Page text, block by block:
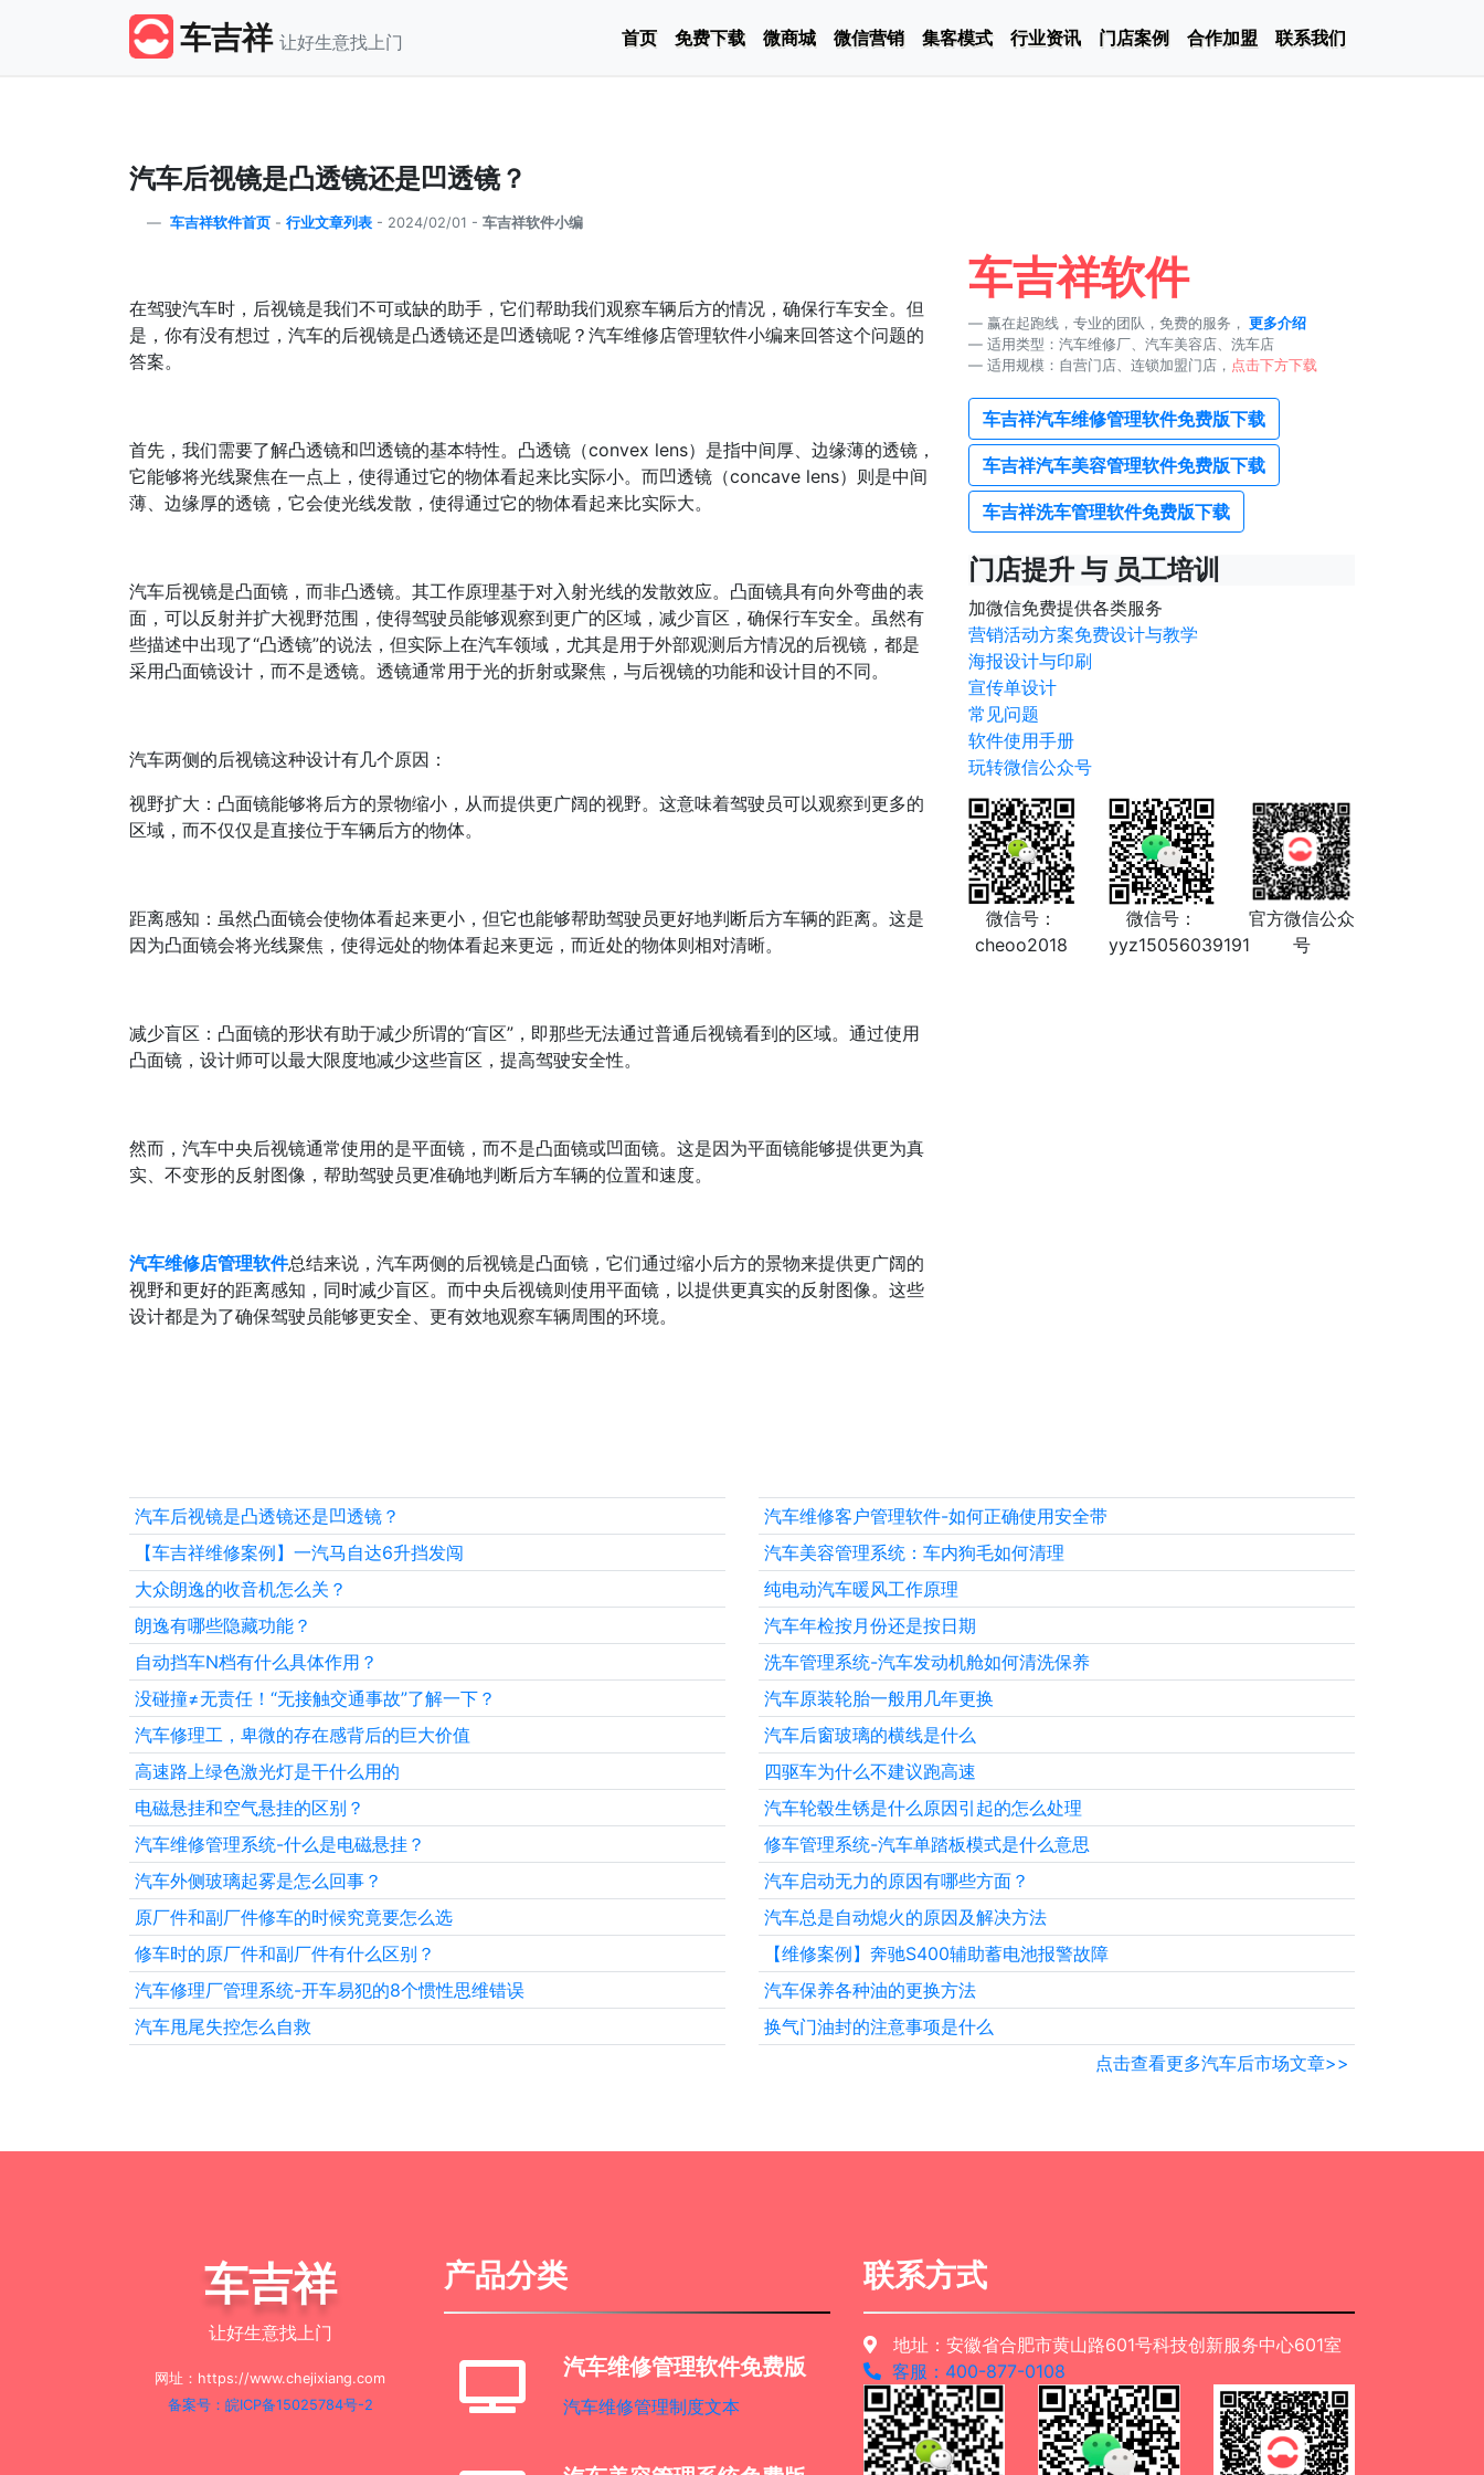
车吉祥 让好生意找上门 首页 免费下载 微商城 微信营销 集客模式 行业资讯 门店案例 合作加盟 联系我们
汽车后视镜是凸透镜还是凹透镜？
车吉祥软件首页 - 行业文章列表 - 2024/02/01 - 车吉祥软件小编
在驾驶汽车时，后视镜是我们不可或缺的助手，它们帮助我们观察车辆后方的情况，确保行车安全。但
是，你有没有想过，汽车的后视镜是凸透镜还是凹透镜呢？汽车维修店管理软件小编来回答这个问题的
答案。
首先，我们需要了解凸透镜和凹透镜的基本特性。凸透镜（convex lens）是指中间厚、边缘薄的透镜，
它能够将光线聚焦在一点上，使得通过它的物体看起来比实际小。而凹透镜（concave lens）则是中间
薄、边缘厚的透镜，它会使光线发散，使得通过它的物体看起来比实际大。
汽车后视镜是凸面镜，而非凸透镜。其工作原理基于对入射光线的发散效应。凸面镜具有向外弯曲的表
面，可以反射并扩大视野范围，使得驾驶员能够观察到更广的区域，减少盲区，确保行车安全。虽然有
些描述中出现了“凸透镜”的说法，但实际上在汽车领域，尤其是用于外部观测后方情况的后视镜，都是
采用凸面镜设计，而不是透镜。透镜通常用于光的折射或聚焦，与后视镜的功能和设计目的不同。
汽车两侧的后视镜这种设计有几个原因：
视野扩大：凸面镜能够将后方的景物缩小，从而提供更广阔的视野。这意味着驾驶员可以观察到更多的
区域，而不仅仅是直接位于车辆后方的物体。
距离感知：虽然凸面镜会使物体看起来更小，但它也能够帮助驾驶员更好地判断后方车辆的距离。这是
因为凸面镜会将光线聚焦，使得远处的物体看起来更远，而近处的物体则相对清晰。
减少盲区：凸面镜的形状有助于减少所谓的“盲区”，即那些无法通过普通后视镜看到的区域。通过使用
凸面镜，设计师可以最大限度地减少这些盲区，提高驾驶安全性。
然而，汽车中央后视镜通常使用的是平面镜，而不是凸面镜或凹面镜。这是因为平面镜能够提供更为真
实、不变形的反射图像，帮助驾驶员更准确地判断后方车辆的位置和速度。
汽车维修店管理软件总结来说，汽车两侧的后视镜是凸面镜，它们通过缩小后方的景物来提供更广阔的
视野和更好的距离感知，同时减少盲区。而中央后视镜则使用平面镜，以提供更真实的反射图像。这些
设计都是为了确保驾驶员能够更安全、更有效地观察车辆周围的环境。
车吉祥软件
赢在起跑线，专业的团队，免费的服务， 更多介绍
适用类型：汽车维修厂、汽车美容店、洗车店
适用规模：自营门店、连锁加盟门店， 点击下方下载
车吉祥汽车维修管理软件免费版下载
车吉祥汽车美容管理软件免费版下载
车吉祥洗车管理软件免费版下载
门店提升 与 员工培训
加微信免费提供各类服务
营销活动方案免费设计与教学
海报设计与印刷
宣传单设计
常见问题
软件使用手册
玩转微信公众号
微信号：
cheoo2018
微信号：
yyz15056039191
官方微信公众
号
汽车后视镜是凸透镜还是凹透镜？
【车吉祥维修案例】一汽马自达6升挡发闯
大众朗逸的收音机怎么关？
朗逸有哪些隐藏功能？
自动挡车N档有什么具体作用？
没碰撞≠无责任！“无接触交通事故”了解一下？
汽车修理工，卑微的存在感背后的巨大价值
高速路上绿色激光灯是干什么用的
电磁悬挂和空气悬挂的区别？
汽车维修管理系统-什么是电磁悬挂？
汽车外侧玻璃起雾是怎么回事？
原厂件和副厂件修车的时候究竟要怎么选
修车时的原厂件和副厂件有什么区别？
汽车修理厂管理系统-开车易犯的8个惯性思维错误
汽车甩尾失控怎么自救
汽车维修客户管理软件-如何正确使用安全带
汽车美容管理系统：车内狗毛如何清理
纯电动汽车暖风工作原理
汽车年检按月份还是按日期
洗车管理系统-汽车发动机舱如何清洗保养
汽车原装轮胎一般用几年更换
汽车后窗玻璃的横线是什么
四驱车为什么不建议跑高速
汽车轮毂生锈是什么原因引起的怎么处理
修车管理系统-汽车单踏板模式是什么意思
汽车启动无力的原因有哪些方面？
汽车总是自动熄火的原因及解决方法
【维修案例】奔驰S400辅助蓄电池报警故障
汽车保养各种油的更换方法
换气门油封的注意事项是什么
点击查看更多汽车后市场文章>>
车吉祥
让好生意找上门
网址：https://www.chejixiang.com
备案号：皖ICP备15025784号-2
产品分类
汽车维修管理软件免费版
汽车维修管理制度文本
联系方式
地址：安徽省合肥市黄山路601号科技创新服务中心601室
客服：400-877-0108